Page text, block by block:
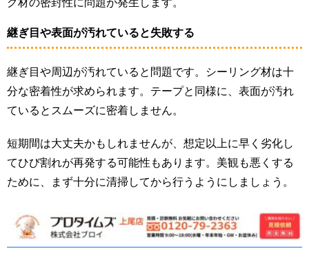
グ材の密封性に問題が発生します。
継ぎ目や表面が汚れていると失敗する
継ぎ目や周辺が汚れていると問題です。シーリング材は十
分な密着性が求められます。テープと同様に、表面が汚れ
ているとスムーズに密着しません。
短期間は大丈夫かもしれませんが、想定以上に早く劣化し
てひび割れが再発する可能性もあります。美観も悪くする
ために、まず十分に清掃してから行うようにしましょう。